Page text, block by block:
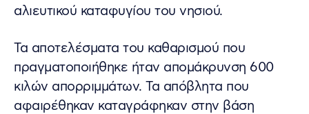
αλιευτικού καταφυγίου του νησιού.
Τα αποτελέσματα του καθαρισμού που
πραγματοποιήθηκε ήταν απομάκρυνση 600
κιλών απορριμμάτων. Τα απόβλητα που
αφαιρέθηκαν καταγράφηκαν στην βάση